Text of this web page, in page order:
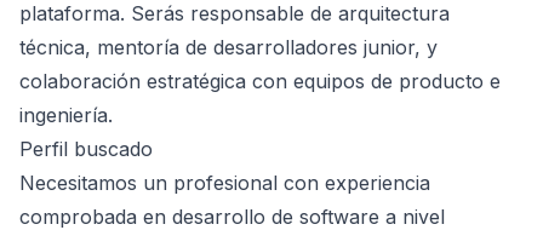
plataforma. Serás responsable de arquitectura
técnica, mentoría de desarrolladores junior, y
colaboración estratégica con equipos de producto e
ingeniería.
Perfil buscado
Necesitamos un profesional con experiencia
comprobada en desarrollo de software a nivel